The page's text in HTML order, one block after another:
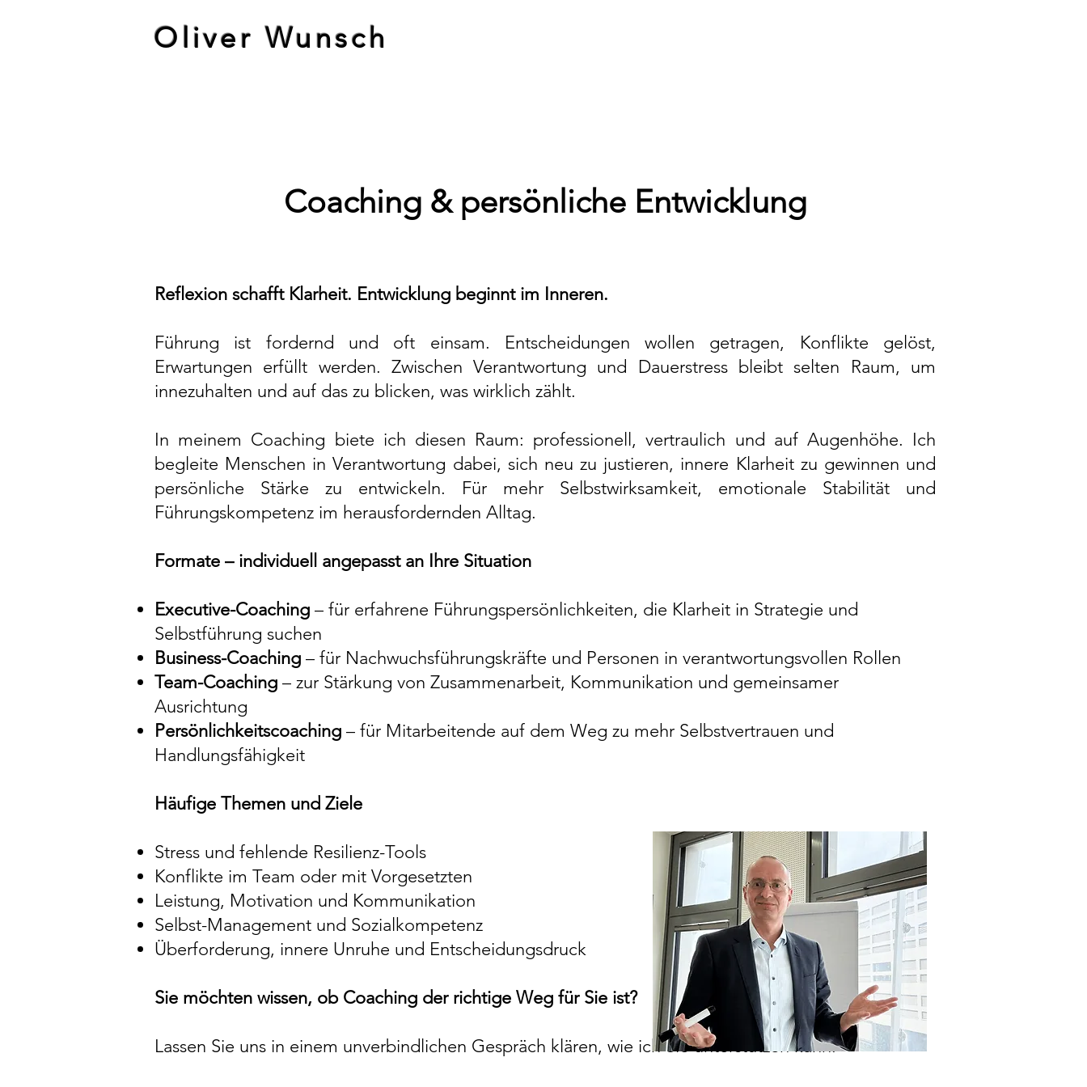
Oliver Wunsch
Coaching & persönliche Entwicklung
Reflexion schafft Klarheit. Entwicklung beginnt im Inneren.
Führung ist fordernd und oft einsam. Entscheidungen wollen getragen, Konflikte gelöst,
Erwartungen erfüllt werden. Zwischen Verantwortung und Dauerstress bleibt selten Raum, um
innezuhalten und auf das zu blicken, was wirklich zählt.
In meinem Coaching biete ich diesen Raum: professionell, vertraulich und auf Augenhöhe. Ich
begleite Menschen in Verantwortung dabei, sich neu zu justieren, innere Klarheit zu gewinnen und
persönliche Stärke zu entwickeln. Für mehr Selbstwirksamkeit, emotionale Stabilität und
Führungskompetenz im herausfordernden Alltag.
Formate – individuell angepasst an Ihre Situation
Executive-Coaching – für erfahrene Führungspersönlichkeiten, die Klarheit in Strategie und
Selbstführung suchen
Business-Coaching – für Nachwuchsführungskräfte und Personen in verantwortungsvollen Rollen
Team-Coaching – zur Stärkung von Zusammenarbeit, Kommunikation und gemeinsamer
Ausrichtung
Persönlichkeitscoaching – für Mitarbeitende auf dem Weg zu mehr Selbstvertrauen und
Handlungsfähigkeit
Häufige Themen und Ziele
Stress und fehlende Resilienz-Tools
Konflikte im Team oder mit Vorgesetzten
Leistung, Motivation und Kommunikation
Selbst-Management und Sozialkompetenz
Überforderung, innere Unruhe und Entscheidungsdruck
Sie möchten wissen, ob Coaching der richtige Weg für Sie ist?
Lassen Sie uns in einem unverbindlichen Gespräch klären, wie ich Sie unterstützen kann.